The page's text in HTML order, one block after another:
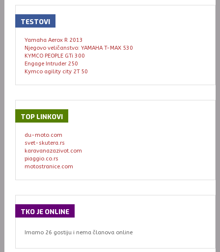
TESTOVI
Yamaha Aerox R 2013
Njegovo veličanstvo: YAMAHA T-MAX 530
KYMCO PEOPLE GTi 300
Engage Intruder 250
Kymco agility city 2T 50
TOP LINKOVI
du-moto.com
svet-skutera.rs
karavanazazivot.com
piaggio.co.rs
motostranice.com
TKO JE ONLINE
Imamo 26 gostiju i nema članova online